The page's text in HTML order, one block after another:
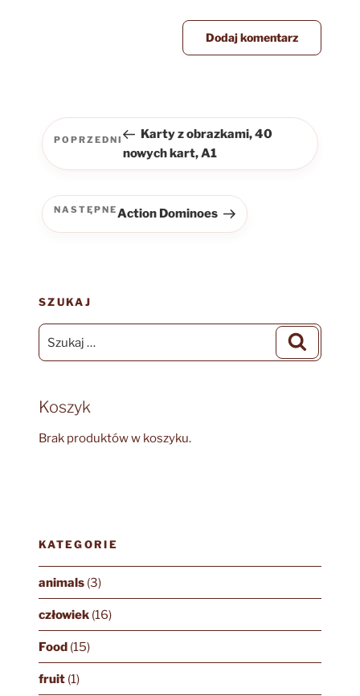
wpisu
Poprzedni
wpis
POPRZEDNI
Karty z obrazkami, 40
nowych kart, A1
Następny
NASTĘPNEAction Dominoes
SZUKAJ
Szukaj:
Koszyk
Brak produktów w koszyku.
KATEGORIE
animals(3)
człowiek(16)
Food(15)
fruit(1)